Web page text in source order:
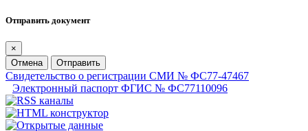
Отправить документ
×
Отмена
Отправить
Свидетельство о регистрации СМИ № ФС77-47467
Электронный паспорт ФГИС № ФС77110096